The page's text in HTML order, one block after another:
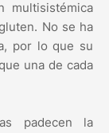
multisistémica
No se ha
por lo que su
una de cada
padecen la